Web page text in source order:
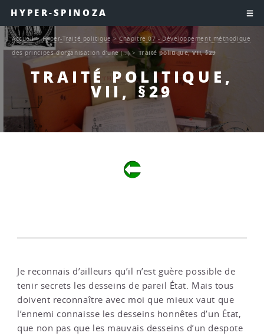
HYPER-SPINOZA
TRAITÉ POLITIQUE,
VII, §29
Accueil>Hyper-Traité politique >Chapitre 07 - Développement méthodique
des principes d’organisation d’une (…)> Traité politique, VII, §29
Je reconnais d’ailleurs qu’il n’est guère possible de
tenir secrets les desseins de pareil État. Mais tous
doivent reconnaître avec moi que mieux vaut que
l’ennemi connaisse les desseins honnêtes d’un État,
que non pas que les mauvais desseins d’un despote